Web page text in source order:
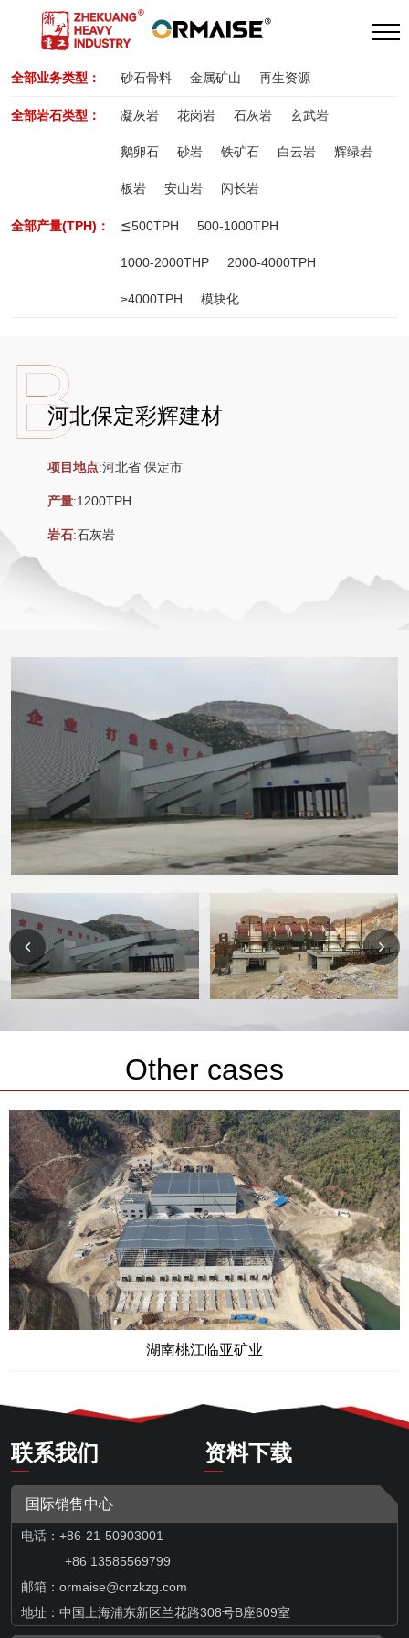
全部业务类型： 砂石骨料 金属矿山 再生资源
全部岩石类型： 凝灰岩 花岗岩 石灰岩 玄武岩
鹅卵石 砂岩 铁矿石 白云岩 辉绿岩
板岩 安山岩 闪长岩
全部产量(TPH)： ≦500TPH 500-1000TPH
1000-2000THP 2000-4000TPH
≥4000TPH 模块化
河北保定彩辉建材
项目地点:河北省 保定市
产量:1200TPH
岩石:石灰岩
Other cases
湖南桃江临亚矿业
联系我们 资料下载
国际销售中心
电话：+86-21-50903001
+86 13585569799
邮箱： ormaise@cnzkzg.com
地址：中国上海浦东新区兰花路308号B座609室